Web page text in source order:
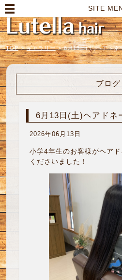
SITE
TOP > ギャラリー > 6月13日(土)ヘアドネ
ブログ
6月13日(土)ヘアドネ
2026年06月13日
小学4年生のお客様がヘア
くださいました！